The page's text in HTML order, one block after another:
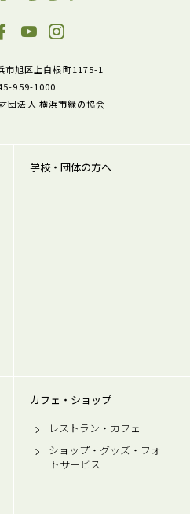
旭区上白根町1175-1
959-1000
団法人 横浜市緑の協会
学校・団体の方へ
カフェ・ショップ
レストラン・カフェ
ショップ・グッズ・フォ
トサービス